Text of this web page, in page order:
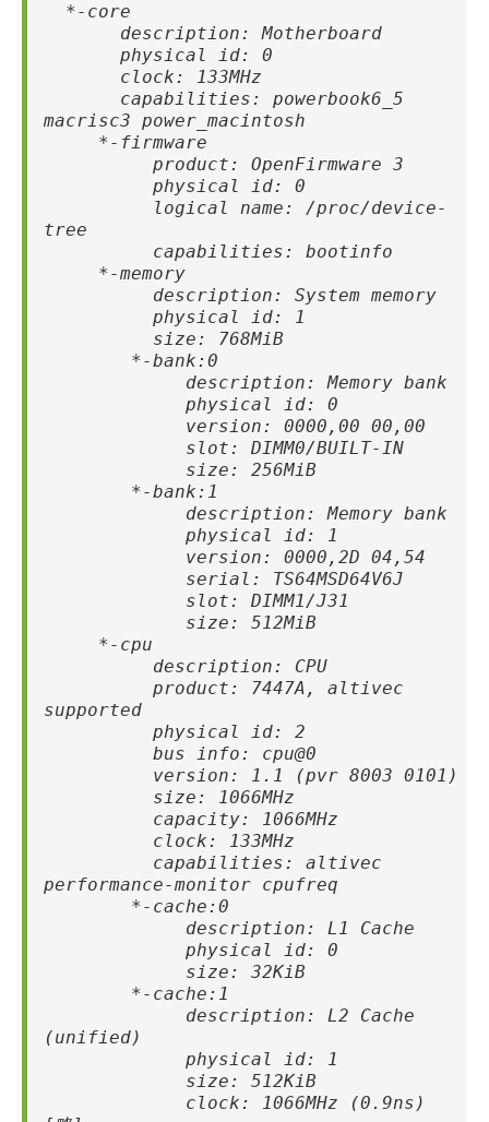
*-core
description: Motherboard
physical id: 0
clock: 133MHz
capabilities: powerbook6_5
macrisc3 power_macintosh
*-firmware
product: OpenFirmware 3
physical id: 0
logical name: /proc/device-
tree
capabilities: bootinfo
*-memory
description: System memory
physical id: 1
size: 768MiB
*-bank:0
description: Memory bank
physical id: 0
version: 0000,00 00,00
slot: DIMM0/BUILT-IN
size: 256MiB
*-bank:1
description: Memory bank
physical id: 1
version: 0000,2D 04,54
serial: TS64MSD64V6J
slot: DIMM1/J31
size: 512MiB
*-cpu
description: CPU
product: 7447A, altivec
supported
physical id: 2
bus info: cpu@0
version: 1.1 (pvr 8003 0101)
size: 1066MHz
capacity: 1066MHz
clock: 133MHz
capabilities: altivec
performance-monitor cpufreq
*-cache:0
description: L1 Cache
physical id: 0
size: 32KiB
*-cache:1
description: L2 Cache
(unified)
physical id: 1
size: 512KiB
clock: 1066MHz (0.9ns)